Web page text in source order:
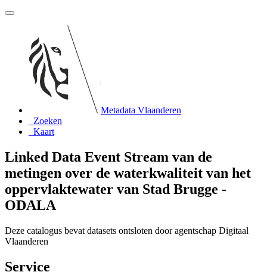
Metadata Vlaanderen
Zoeken
Kaart
Linked Data Event Stream van de
metingen over de waterkwaliteit van het
oppervlaktewater van Stad Brugge -
ODALA
Deze catalogus bevat datasets ontsloten door agentschap Digitaal
Vlaanderen
Service